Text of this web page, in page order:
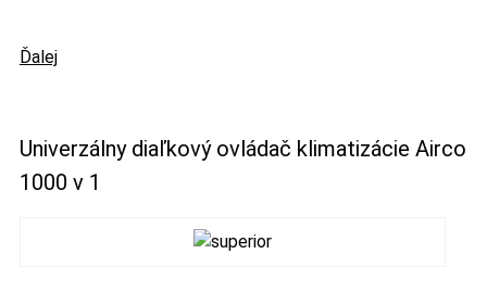
Ďalej
Univerzálny diaľkový ovládač klimatizácie Airco
1000 v 1